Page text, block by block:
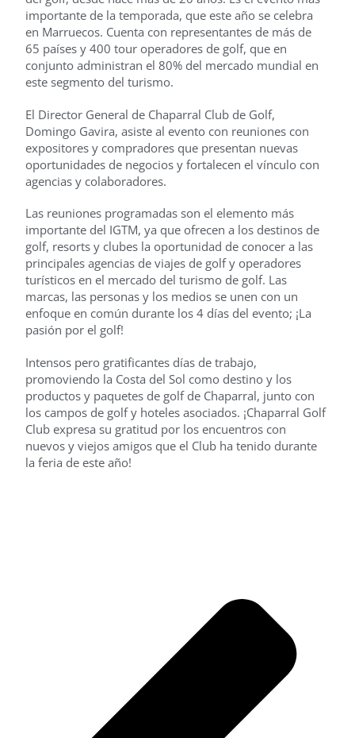
importante de la temporada, que este año se celebra
en Marruecos. Cuenta con representantes de más de
65 países y 400 tour operadores de golf, que en
conjunto administran el 80% del mercado mundial en
este segmento del turismo.
El Director General de Chaparral Club de Golf,
Domingo Gavira, asiste al evento con reuniones con
expositores y compradores que presentan nuevas
oportunidades de negocios y fortalecen el vínculo con
agencias y colaboradores.
Las reuniones programadas son el elemento más
importante del IGTM, ya que ofrecen a los destinos de
golf, resorts y clubes la oportunidad de conocer a las
principales agencias de viajes de golf y operadores
turísticos en el mercado del turismo de golf. Las
marcas, las personas y los medios se unen con un
enfoque en común durante los 4 días del evento; ¡La
pasión por el golf!
Intensos pero gratificantes días de trabajo,
promoviendo la Costa del Sol como destino y los
productos y paquetes de golf de Chaparral, junto con
los campos de golf y hoteles asociados. ¡Chaparral Golf
Club expresa su gratitud por los encuentros con
nuevos y viejos amigos que el Club ha tenido durante
la feria de este año!